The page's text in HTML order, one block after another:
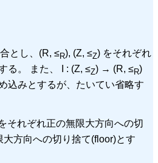
とし、(R, ≤R), (Z, ≤Z) をそれぞれ
る。 また、 I : (Z, ≤Z) → (R, ≤R)
込みとするが、たいてい省略す
それぞれ正の無限大方向への切
方向への切り捨て(floor)とす